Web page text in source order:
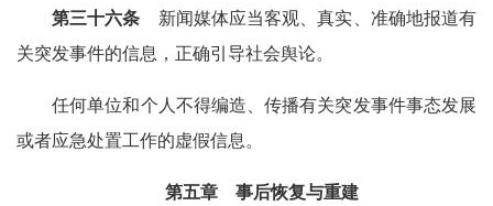
第三十六条 新闻媒体应当客观、真实、准确地报道有
关突发事件的信息，正确引导社会舆论。
任何单位和个人不得编造、传播有关突发事件事态发展
或者应急处置工作的虚假信息。
第五章 事后恢复与重建